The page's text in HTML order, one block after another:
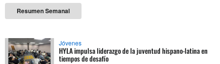
Resumen Semanal
Jóvenes
HYLA impulsa liderazgo de la juventud hispano-latina en
tiempos de desafío